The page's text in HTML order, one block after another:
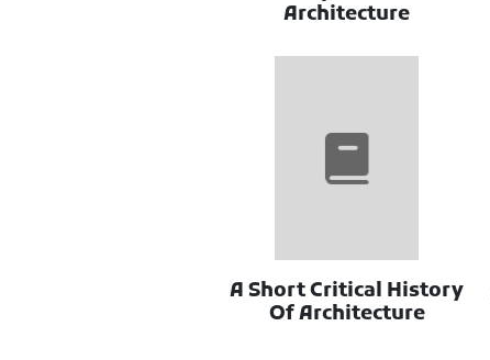
Architecture
A Short Critical History
Of Architecture